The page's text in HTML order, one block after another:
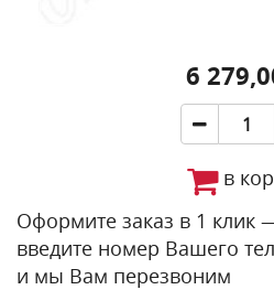
6
в
Оформите заказ в 1 клик
введите номер Вашего
и мы Вам перезвоним